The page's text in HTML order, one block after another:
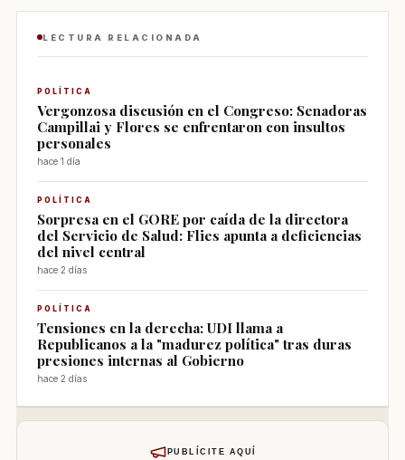
LECTURA RELACIONADA
POLÍTICA
Vergonzosa discusión en el Congreso: Senadoras
Campillai y Flores se enfrentaron con insultos
personales
hace 1 día
POLÍTICA
Sorpresa en el GORE por caída de la directora
del Servicio de Salud: Flies apunta a deficiencias
del nivel central
hace 2 días
POLÍTICA
Tensiones en la derecha: UDI llama a
Republicanos a la "madurez política" tras duras
presiones internas al Gobierno
hace 2 días
PUBLÍCITE AQUÍ